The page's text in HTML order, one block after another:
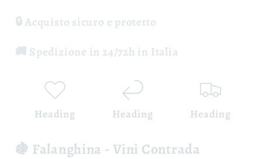
🔒 Acquisto sicuro e protetto
🚚 Spedizione in 24/72h in Italia
Heading Heading Heading
🍇 Falanghina - Vini Contrada